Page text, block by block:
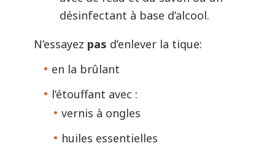
désinfectant à base d’alcool.
N’essayez pas d’enlever la tique:
en la brûlant
l’étouffant avec :
vernis à ongles
huiles essentielles